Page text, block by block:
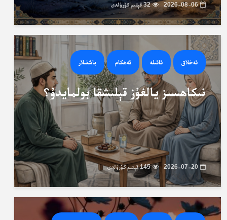
2026-08-06 32 قېتىم كۆرۈلدى
ئەخلاق ئائىلە ئەھكام باشقىلار
نىكاھسىز يالغۇز قېلىشقا بولمايدۇ؟
2026-07-20 145 قېتىم كۆرۈلدى